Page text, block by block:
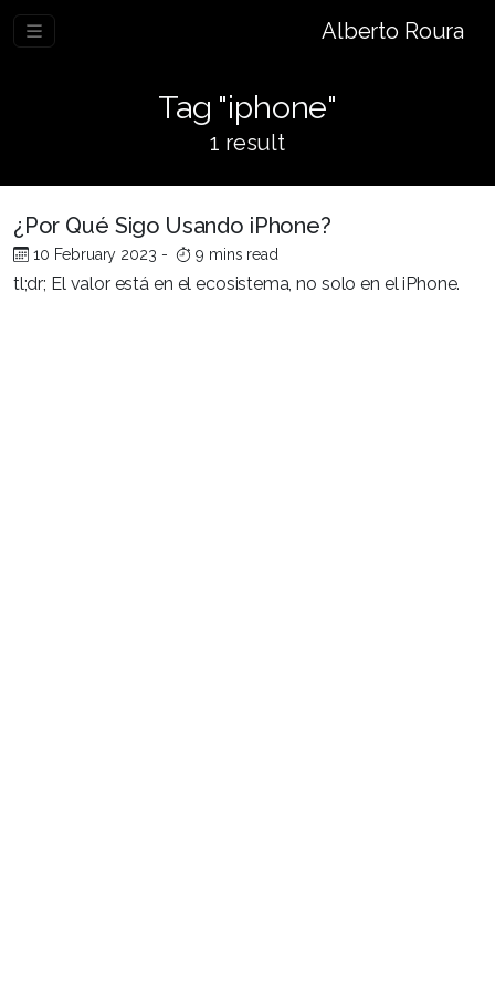
Alberto Roura
Tag "iphone"
1 result
¿Por Qué Sigo Usando iPhone?
10 February 2023 - 9 mins read
tl;dr; El valor está en el ecosistema, no solo en el iPhone.